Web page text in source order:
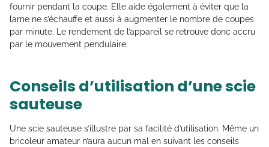
fournir pendant la coupe. Elle aide également à éviter que la
lame ne s’échauffe et aussi à augmenter le nombre de coupes
par minute. Le rendement de l’appareil se retrouve donc accru
par le mouvement pendulaire.
Conseils d’utilisation d’une scie
sauteuse
Une scie sauteuse s’illustre par sa facilité d’utilisation. Même un
bricoleur amateur n’aura aucun mal en suivant les conseils